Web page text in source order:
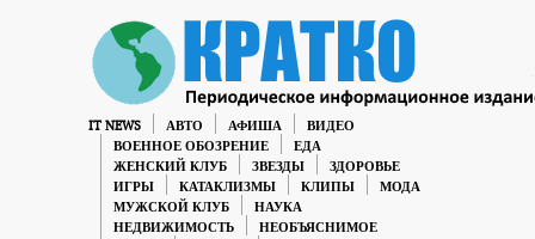
IT NEWS АВТО АФИША
ВИДЕО
ВОЕННОЕ ОБОЗРЕНИЕ
ЕДА
ЖЕНСКИЙ КЛУБ
ЗВЕЗДЫ
ЗДОРОВЬЕ
ИГРЫ
КАТАКЛИЗМЫ КЛИПЫ
МОДА
МУЖСКОЙ КЛУБ
НАУКА
НЕДВИЖИМОСТЬ
НЕОБЪЯСНИМОЕ